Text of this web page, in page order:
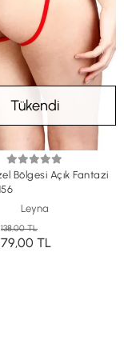
Tükendi
Bölgesi Açık Fantazi
Leyna
138,00 TL
79,00 TL